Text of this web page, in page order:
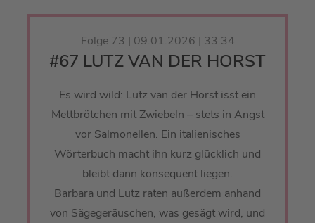
Folge 73 | 09.01.2026 | 33:34
#67 LUTZ VAN DER HORST
Es wird wild: Lutz van der Horst isst ein
Mettbrötchen mit Zwiebeln – stets in Angst
vor Salmonellen. Ein italienisches
Wörterbuch macht ihn kurz glücklich und
bleibt dann konsequent liegen.
Barbara und Lutz raten außerdem anhand
von Sägegeräuschen, was gesägt wird, und